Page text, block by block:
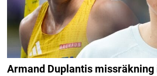
Armand Duplantis